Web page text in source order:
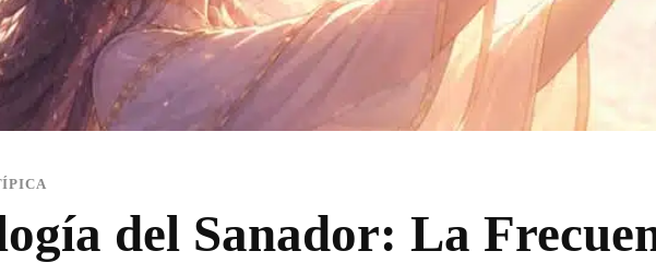
del Sanador: La